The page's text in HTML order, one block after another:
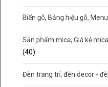
Biển gỗ, Bảng hiệu gỗ,
Sản phẩm mica, Giá kệ
(40)
Đèn trang trí, đèn decor -